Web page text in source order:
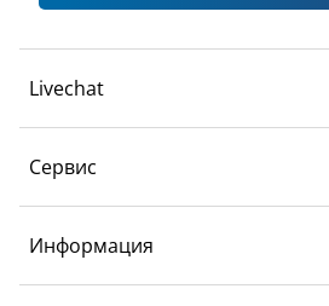
Livechat
Сервис
Информация